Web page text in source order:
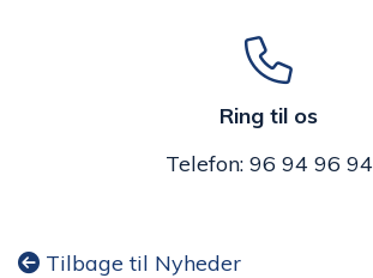
Ring til os
Telefon: 96 94 96 94
Tilbage til Nyheder